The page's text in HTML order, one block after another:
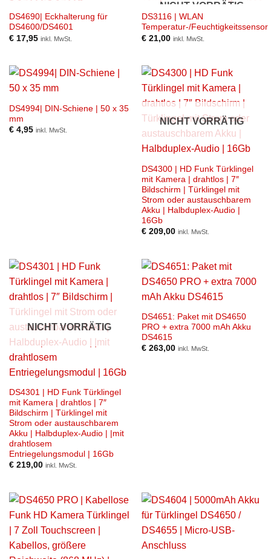
DS4690| Eckhalterung für
DS4600/DS4601
€17,95 inkl. MwSt.
NICHT VORRÄTIG
DS3116 | WLAN
Temperatur-/Feuchtigkeitssensor
€21,00 inkl. MwSt.
DS4994| DIN-Schiene | 50 x 35
mm
€4,95 inkl. MwSt.
NICHT VORRÄTIG
DS4300 | HD Funk Türklingel
mit Kamera | drahtlos | 7″
Bildschirm | Türklingel mit
Strom oder austauschbarem
Akku | Halbduplex-Audio |
16Gb
€209,00 inkl. MwSt.
NICHT VORRÄTIG
DS4301 | HD Funk Türklingel
mit Kamera | drahtlos | 7″
Bildschirm | Türklingel mit
Strom oder austauschbarem
Akku | Halbduplex-Audio | |mit
drahtlosem
Entriegelungsmodul | 16Gb
€219,00 inkl. MwSt.
DS4651: Paket mit DS4650
PRO + extra 7000 mAh Akku
DS4615
€263,00 inkl. MwSt.